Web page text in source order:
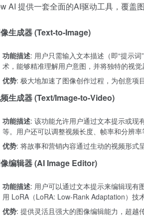
AI 提供一套全面的AI驱动工具，覆盖
生成器 (Text-to-Image)
功能描述: 用户只需输入文本描述（即“提示
术，能够精准理解用户意图，并将独特的视觉
优势: 极大地加速了图像创作过程，为创意项
生成器 (Text/Image-to-Video)
功能描述: 该功能允许用户通过文本提示或现
等。用户还可以调整视频长度、帧率和分辨率
优势: 将故事和营销内容通过生动的视频形式
编辑器 (AI Image Editor)
功能描述: 用户可以通过文本提示来编辑现有
用 LoRA（LoRA: Low-Rank Adaptation）技
优势: 提供灵活且强大的图像编辑能力，超越